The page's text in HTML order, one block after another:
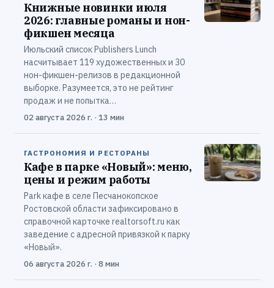
Книжные новинки июля
2026: главные романы и нон-
фикшен месяца
Июльский список Publishers Lunch
насчитывает 119 художественных и 30
нон-фикшен-релизов в редакционной
выборке. Разумеется, это не рейтинг
продаж и не попытка…
02 августа 2026 г. · 13 мин
ГАСТРОНОМИЯ И РЕСТОРАНЫ
Кафе в парке «Новый»: меню,
цены и режим работы
Park кафе в селе Песчанокопское
Ростовской области зафиксировано в
справочной карточке realtorsoft.ru как
заведение с адресной привязкой к парку
«Новый».
06 августа 2026 г. · 8 мин